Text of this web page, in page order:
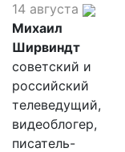
14 августа
Михаил
Ширвиндт
советский и
российский
телеведущий,
видеоблогер,
писатель-